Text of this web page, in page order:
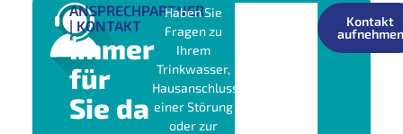
ANSPRECHPARTNER
| KONTAKT
Immer
für
Sie da
Haben Sie
Fragen zu
Ihrem
Trinkwasser,
Hausanschluss,
einer Störung
oder zur
Kontakt
aufnehmen